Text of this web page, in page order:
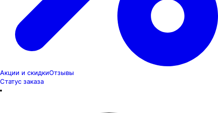
Акции и скидкиОтзывы
Статус заказа